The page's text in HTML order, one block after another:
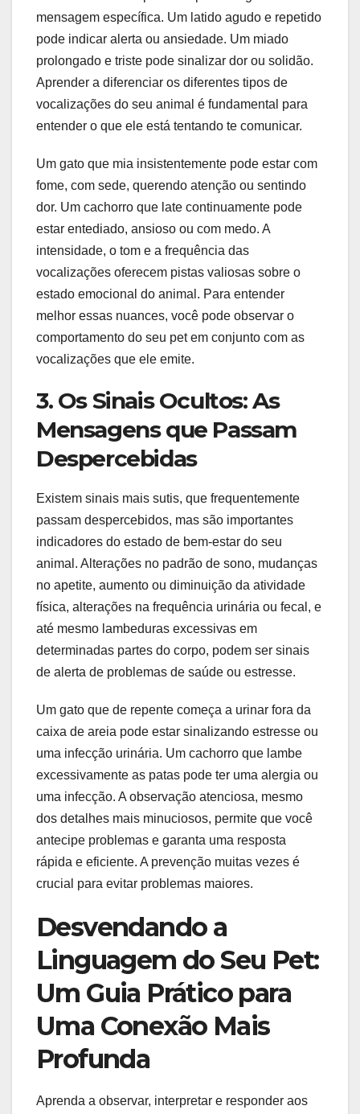
mensagem específica. Um latido agudo e repetido
pode indicar alerta ou ansiedade. Um miado
prolongado e triste pode sinalizar dor ou solidão.
Aprender a diferenciar os diferentes tipos de
vocalizações do seu animal é fundamental para
entender o que ele está tentando te comunicar.
Um gato que mia insistentemente pode estar com
fome, com sede, querendo atenção ou sentindo
dor. Um cachorro que late continuamente pode
estar entediado, ansioso ou com medo. A
intensidade, o tom e a frequência das
vocalizações oferecem pistas valiosas sobre o
estado emocional do animal. Para entender
melhor essas nuances, você pode observar o
comportamento do seu pet em conjunto com as
vocalizações que ele emite.
3. Os Sinais Ocultos: As
Mensagens que Passam
Despercebidas
Existem sinais mais sutis, que frequentemente
passam despercebidos, mas são importantes
indicadores do estado de bem-estar do seu
animal. Alterações no padrão de sono, mudanças
no apetite, aumento ou diminuição da atividade
física, alterações na frequência urinária ou fecal, e
até mesmo lambeduras excessivas em
determinadas partes do corpo, podem ser sinais
de alerta de problemas de saúde ou estresse.
Um gato que de repente começa a urinar fora da
caixa de areia pode estar sinalizando estresse ou
uma infecção urinária. Um cachorro que lambe
excessivamente as patas pode ter uma alergia ou
uma infecção. A observação atenciosa, mesmo
dos detalhes mais minuciosos, permite que você
antecipe problemas e garanta uma resposta
rápida e eficiente. A prevenção muitas vezes é
crucial para evitar problemas maiores.
Desvendando a
Linguagem do Seu Pet:
Um Guia Prático para
Uma Conexão Mais
Profunda
Aprenda a observar, interpretar e responder aos